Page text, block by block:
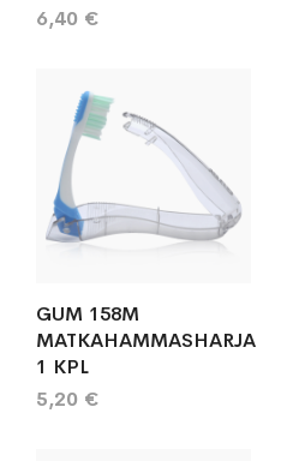
6,40 €
GUM 158M
MATKAHAMMASHARJA
1 KPL
5,20 €